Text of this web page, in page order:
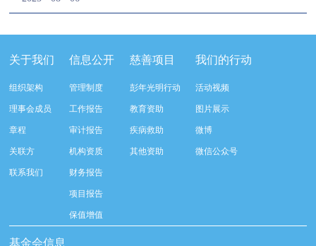
余彭年慈善基金会第四届理事会监事。
徐滨先生当选余彭年慈善基金会第四届
先生依次为新一任理事长徐滨先生及秘
新起点上，基金会将始终坚守创立初
心，继续沿着余彭年先生的慈善足迹稳
步前行：一方面将持续巩固已有的品牌
公益项目优势，把帮扶资源更精准地向
索适配新时代公益环境的创新路径，联
动更多社会爱心力量，搭建更透明、更
阔的角落，用实际行动践行"取之于社
会、用之于社会"的公益承诺。未来，
余彭年慈善基金会将在新一届理事会的
带领下，以更饱满的热忱投身公益慈善
小路弯弯曲曲，两边是繁茂的林木，我
家中。简朴的乡村民居陈设简单，老人
往日家中大大小小的农活，全都压在了
老伴一人肩上。此前季爷爷的左眼早已
彻底失明，卧床的日子里视野一片昏
暗，行动受限再加上双目近乎失明，老
人常常对往后的生活满心忧虑。得益于
去年项目开展的右眼手术，如今他的右
眼重获视力，平日里能够看清手机屏
幕，简单的日常起居也可以自己打理不
少。聊天的时候季爷爷语气满是庆
幸：“本来走路就不利索，要是双眼都
看不见，真的不敢设想往后的日子。现
事业的生动体现。随后余彭年慈善基金
光明行动”在内蒙的点点滴滴，并希望
覆盖，加强术后随访与科普宣传，同时
仪式后余彭年慈善基金会一行实地探访
了项目实施的一线情况，详细了解了患
流程就诊环节。 探访结束后，我们一行
开始对参与项目的患者进行了随机的回
项目的患者进行了随机的回访。居住在
松山区三道井子村的王奶奶左眼一直视
检查治疗。村里的赵书记在走访过程中
着一份特别的牵挂，走进了一个个普通
曾经被白内障困扰的老人，在接受
发生了怎样的变化。“现在能看清菜苗
来到涟源市渡头塘乡洪家村。72岁的曾
爷爷正在自家菜地里忙碌。他曾是村里
见，另一只眼睛的视力也越来越差。以
前，他看不清鱼塘的水位，也分不清菜
术后，眼睛亮堂多了！”老人笑着说。
现在，他能清楚地看到鱼塘里鱼儿游动
杂草。尽管手部有残疾，但他在田埂上
关于我们
组织架构
理事会成员
章程
关联方
联系我们
信息公开
管理制度
工作报告
审计报告
机构资质
财务报告
项目报告
保值增值
慈善项目
彭年光明行动
教育资助
疾病救助
其他资助
我们的行动
活动视频
图片展示
微博
微信公众号
基金会信息